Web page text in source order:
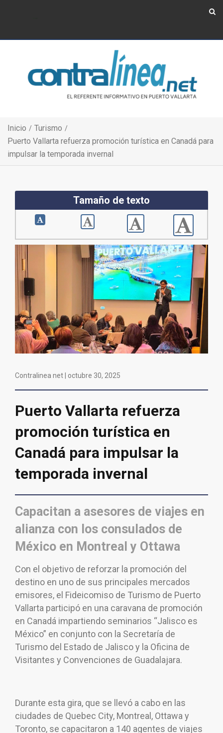
Inicio
Turismo
Puerto Vallarta refuerza promoción turística en Canadá para
impulsar la temporada invernal
Tamaño de texto
Contralinea net | octubre 30, 2025
Puerto Vallarta refuerza
promoción turística en
Canadá para impulsar la
temporada invernal
Capacitan a asesores de viajes en
alianza con los consulados de
México en Montreal y Ottawa
Con el objetivo de reforzar la promoción del
destino en uno de sus principales mercados
emisores, el Fideicomiso de Turismo de Puerto
Vallarta participó en una caravana de promoción
en Canadá impartiendo seminarios “Jalisco es
México” en conjunto con la Secretaría de
Turismo del Estado de Jalisco y la Oficina de
Visitantes y Convenciones de Guadalajara.
Durante esta gira, que se llevó a cabo en las
ciudades de Quebec City, Montreal, Ottawa y
Toronto, se capacitaron a 140 agentes de viajes